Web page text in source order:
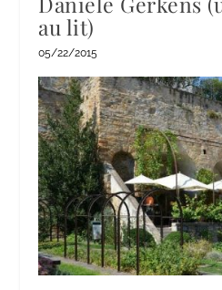
au lit)
05/22/2015